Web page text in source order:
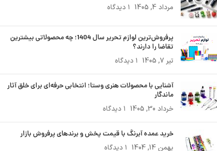
مرداد 4, 1405 ۱ دیدگاه
پرفروش‌ترین لوازم تحریر سال 1404؛ چه محصولاتی بیشترین
تقاضا را دارند؟
تیر 7, 1405 ۱ دیدگاه
آشنایی با محصولات هنری وستا؛ انتخابی حرفه‌ای برای خلق آثار
ماندگار
خرداد 30, 1405 ۱ دیدگاه
خرید عمده آبرنگ با قیمت پخش و برندهای پرفروش بازار
بهمن 14, 1404 ۱ دیدگاه